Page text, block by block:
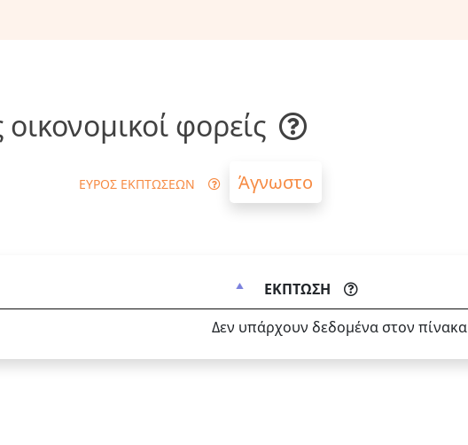
φορείς
ΕΥΡΟΣ ΕΚΠΤΩΣΕΩΝ Άγνωστο
ΕΚΠΤΩΣΗ
Δεν υπάρχουν δεδομένα στον πίνακα